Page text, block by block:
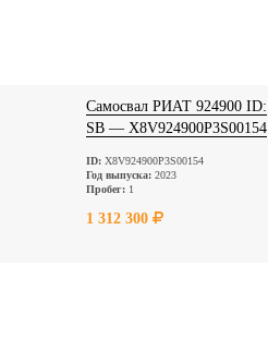
Самосвал РИАТ 924900 ID:
SB — X8V924900P3S00154
ID:X8V924900P3S00154
Год выпуска:2023
Пробег:1
1 312 300